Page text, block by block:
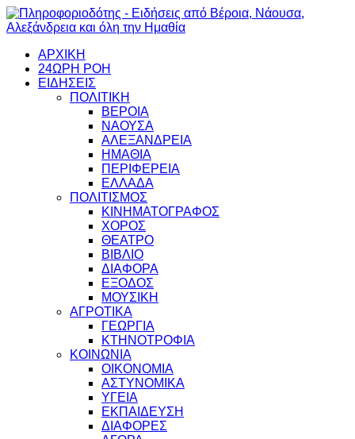
ΑΡΧΙΚΗ
24ΩΡΗ ΡΟΗ
ΕΙΔΗΣΕΙΣ
ΠΟΛΙΤΙΚΗ
ΒΕΡΟΙΑ
ΝΑΟΥΣΑ
ΑΛΕΞΑΝΔΡΕΙΑ
ΗΜΑΘΙΑ
ΠΕΡΙΦΕΡΕΙΑ
ΕΛΛΑΔΑ
ΠΟΛΙΤΙΣΜΟΣ
ΚΙΝΗΜΑΤΟΓΡΑΦΟΣ
ΧΟΡΟΣ
ΘΕΑΤΡΟ
ΒΙΒΛΙΟ
ΔΙΑΦΟΡΑ
ΕΞΟΔΟΣ
ΜΟΥΣΙΚΗ
ΑΓΡΟΤΙΚΑ
ΓΕΩΡΓΙΑ
ΚΤΗΝΟΤΡΟΦΙΑ
ΚΟΙΝΩΝΙΑ
ΟΙΚΟΝΟΜΙΑ
ΑΣΤΥΝΟΜΙΚΑ
ΥΓΕΙΑ
ΕΚΠΑΙΔΕΥΣΗ
ΔΙΑΦΟΡΕΣ